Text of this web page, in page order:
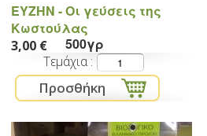
ΕYZHN - Oι γεύσεις της
Κωστούλας
3,00 € 500γρ
Τεμάχια